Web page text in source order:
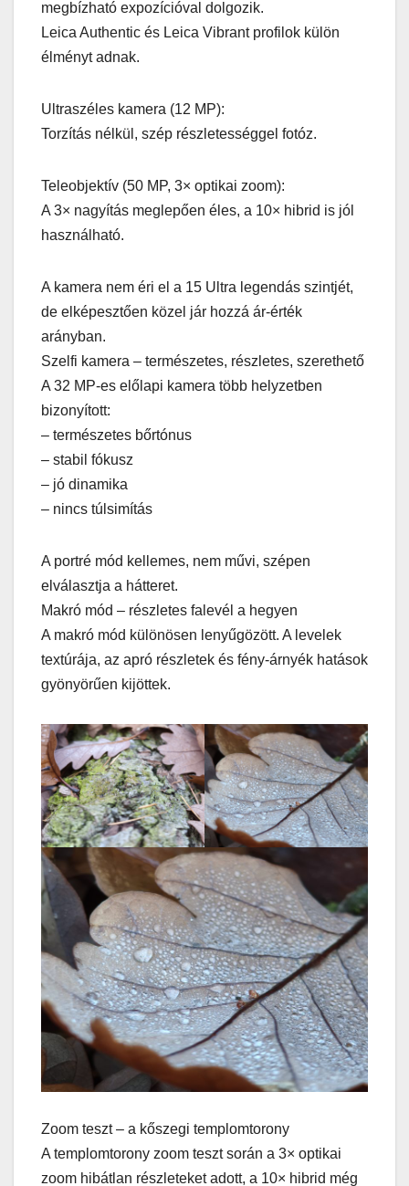
megbízható expozícióval dolgozik.
Leica Authentic és Leica Vibrant profilok külön
élményt adnak.
Ultraszéles kamera (12 MP):
Torzítás nélkül, szép részletességgel fotóz.
Teleobjektív (50 MP, 3× optikai zoom):
A 3× nagyítás meglepően éles, a 10× hibrid is jól
használható.
A kamera nem éri el a 15 Ultra legendás szintjét,
de elképesztően közel jár hozzá ár-érték
arányban.
Szelfi kamera – természetes, részletes, szerethető
A 32 MP-es előlapi kamera több helyzetben
bizonyított:
– természetes bőrtónus
– stabil fókusz
– jó dinamika
– nincs túlsimítás
A portré mód kellemes, nem művi, szépen
elválasztja a hátteret.
Makró mód – részletes falevél a hegyen
A makró mód különösen lenyűgözött. A levelek
textúrája, az apró részletek és fény-árnyék hatások
gyönyörűen kijöttek.
Zoom teszt – a kőszegi templomtorony
A templomtorony zoom teszt során a 3× optikai
zoom hibátlan részleteket adott, a 10× hibrid még